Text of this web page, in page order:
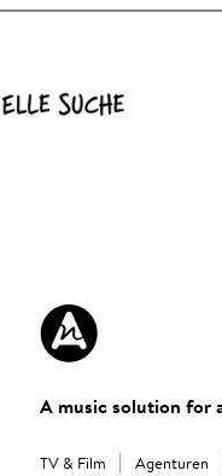
A music solution for
TV & Film
Agenturen